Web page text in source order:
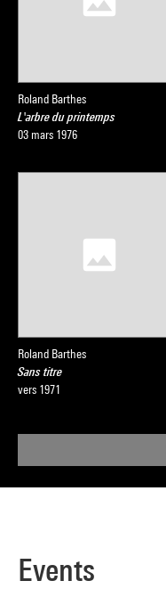
Roland Barthes
L'arbre du printemps
03 mars 1976
Roland Barthes
Sans titre
vers 1971
Events